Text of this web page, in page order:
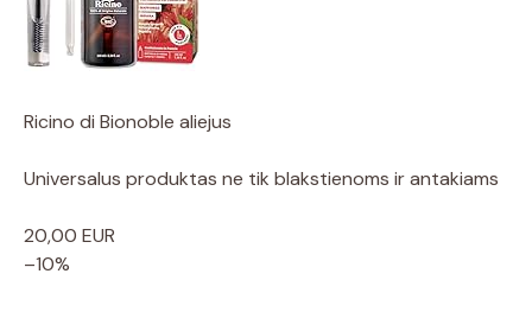
Ricino di Bionoble aliejus
Universalus produktas ne tik blakstienoms ir antakiams
20,00 EUR
–10%